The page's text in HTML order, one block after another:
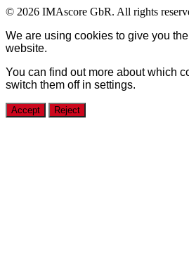
© 2026 IMAscore GbR. All rights
We are using cookies to give you
website.
You can find out more about which
switch them off in settings.
Accept Reject